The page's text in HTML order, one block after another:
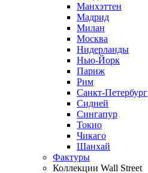
Манхэттен
Мадрид
Милан
Москва
Нидерланды
Нью-Йорк
Париж
Рим
Санкт-Петербург
Сидней
Сингапур
Токио
Чикаго
Шанхай
Фактуры
Коллекции Wall Street